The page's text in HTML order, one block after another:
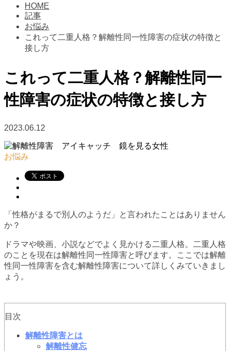
HOME
記事
お悩み
これって二重人格？解離性同一性障害の症状の特徴と
接し方
これって二重人格？解離性同一
性障害の症状の特徴と接し方
2023.06.12
お悩み
「性格がまるで別人のようだ」と言われたことはありません
か？
ドラマや映画、小説などでよく見かける二重人格。二重人格
のことを現在は解離性同一性障害と呼びます。ここでは解離
性同一性障害を含む解離性障害について詳しくみていきまし
ょう。
目次
解離性障害とは
解離性健忘